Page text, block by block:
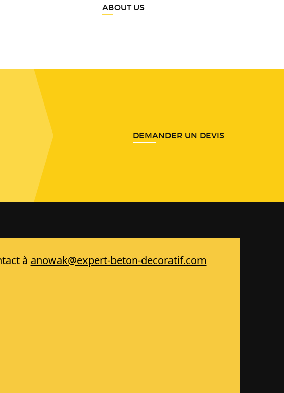
ABOUT US
DEMANDER UN DEVIS